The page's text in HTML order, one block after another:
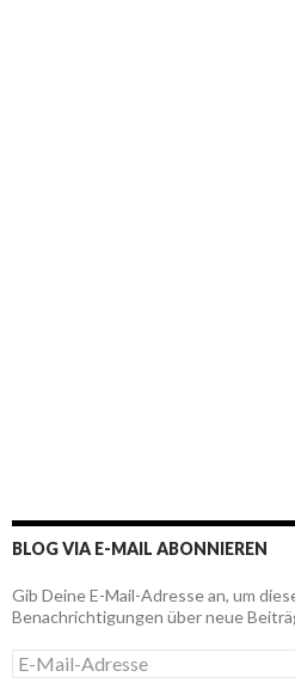
BLOG VIA E-MAIL ABONNIEREN
Gib Deine E-Mail-Adresse an, um
Benachrichtigungen über neue
E